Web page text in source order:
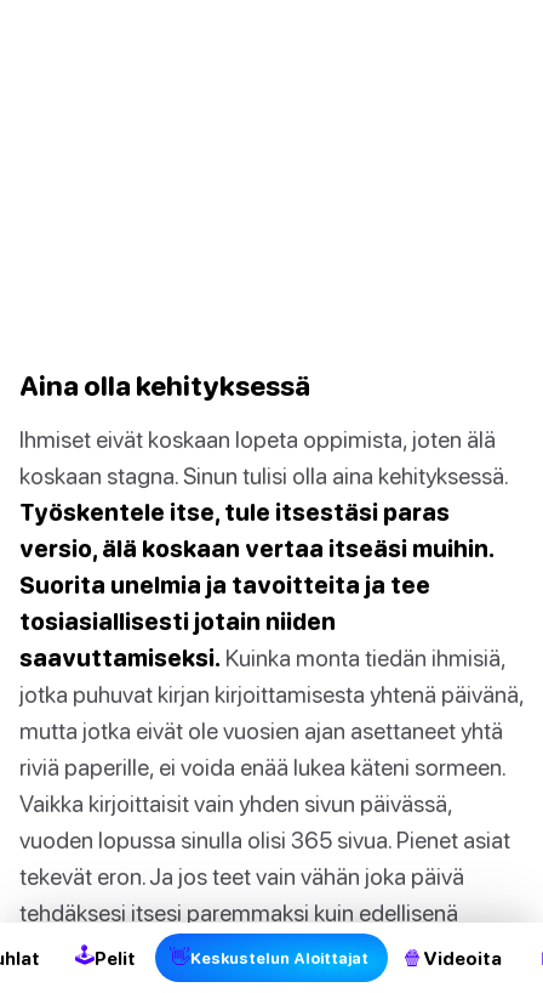
Aina olla kehityksessä
Ihmiset eivät koskaan lopeta oppimista, joten älä
koskaan stagna. Sinun tulisi olla aina kehityksessä.
Työskentele itse, tule itsestäsi paras
versio, älä koskaan vertaa itseäsi muihin.
Suorita unelmia ja tavoitteita ja tee
tosiasiallisesti jotain niiden
saavuttamiseksi. Kuinka monta tiedän ihmisiä,
jotka puhuvat kirjan kirjoittamisesta yhtenä päivänä,
mutta jotka eivät ole vuosien ajan asettaneet yhtä
riviä paperille, ei voida enää lukea käteni sormeen.
Vaikka kirjoittaisit vain yhden sivun päivässä,
vuoden lopussa sinulla olisi 365 sivua. Pienet asiat
tekevät eron. Ja jos teet vain vähän joka päivä
tehdäksesi itsesi paremmaksi kuin edellisenä
päivänä, olet jo saavuttanut jotain.
🕹Pelit 👋Keskustelun Aloittajat 🍿 Videoita